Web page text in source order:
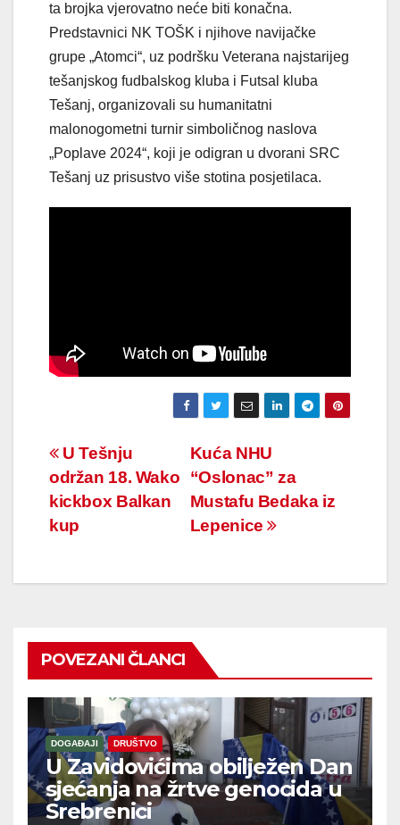
ta brojka vjerovatno neće biti konačna.
Predstavnici NK TOŠK i njihove navijačke
grupe „Atomci“, uz podršku Veterana najstarijeg
tešanjskog fudbalskog kluba i Futsal kluba
Tešanj, organizovali su humanitatni
malonogometni turnir simboličnog naslova
„Poplave 2024“, koji je odigran u dvorani SRC
Tešanj uz prisustvo više stotina posjetilaca.
Navigacija
članaka
Kuća NHU
“Oslonac” za
Mustafu Bedaka iz
Lepenice
U Tešnju
održan 18. Wako
kickbox Balkan
kup
POVEZANI ČLANCI
DOGAĐAJI DRUŠTVO
U Zavidovićima obilježen Dan
sjećanja na žrtve genocida u
Srebrenici